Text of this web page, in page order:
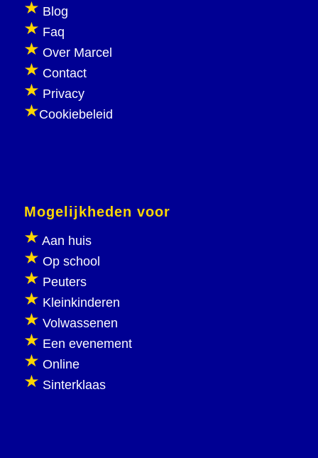
Blog
Faq
Over Marcel
Contact
Privacy
Cookiebeleid
Mogelijkheden voor
Aan huis
Op school
Peuters
Kleinkinderen
Volwassenen
Een evenement
Online
Sinterklaas